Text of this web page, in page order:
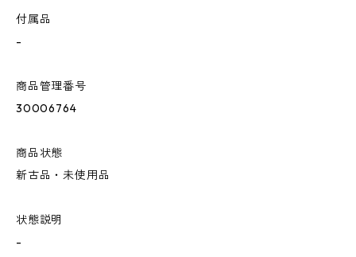
付属品
-
商品管理番号
30006764
商品状態
新古品・未使用品
状態説明
-